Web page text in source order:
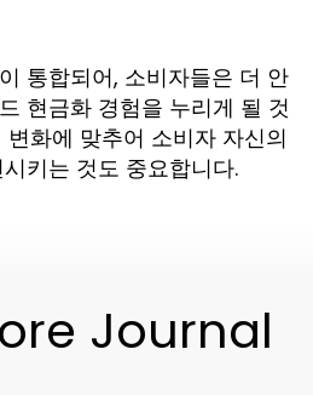
통합되어, 소비자들은 더 안
현금화 경험을 누리게 될 것
화에 맞추어 소비자 자신의
키는 것도 중요합니다.
Journal